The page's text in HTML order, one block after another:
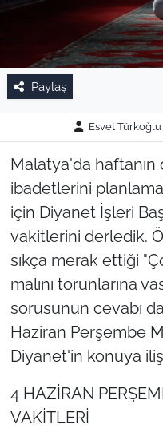
Paylaş
Esvet Türkoğlu
Malatya'da
ibadetlerini
için Diyanet İşleri
vakitlerini derledik.
sıkça merak ettiği
malını torunlarına
sorusunun cevabı
Haziran Perşembe
Diyanet'in konuya
4 HAZİRAN
VAKİTLERİ